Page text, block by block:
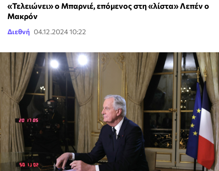
«Τελειώνει» ο Μπαρνιέ, επόμενος στη «λίστα» Λεπέν ο
Μακρόν
Διεθνή 04.12.2024 10:22